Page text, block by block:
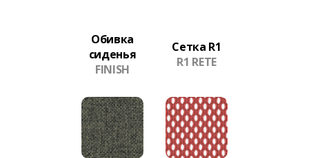
Обивка
сиденья
FINISH
Сетка R1
R1 RETE